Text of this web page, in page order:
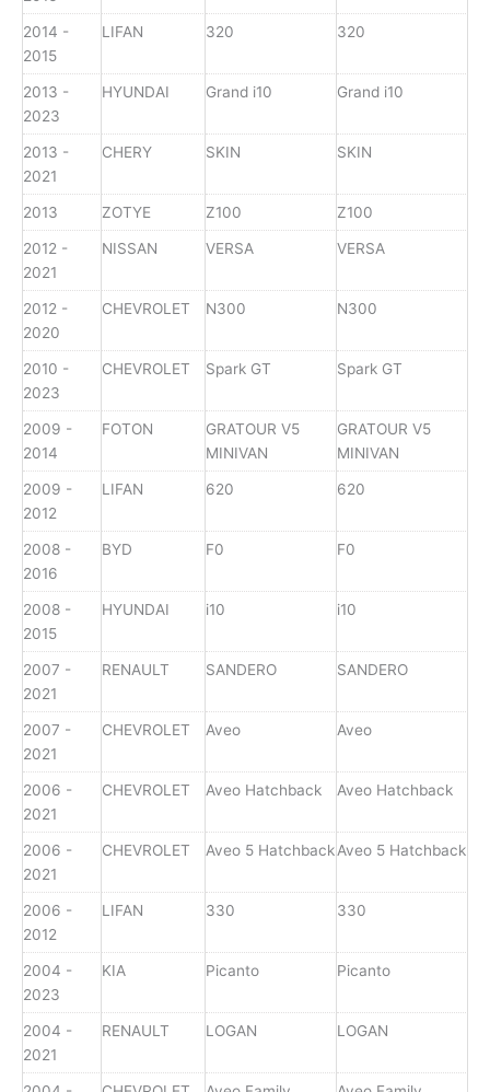
2014 -
2015
LIFAN 320 320
2013 -
2023
HYUNDAI Grand i10 Grand i10
2013 -
2021
CHERY SKIN SKIN
2013 ZOTYE Z100 Z100
2012 -
2021
NISSAN VERSA VERSA
2012 -
2020
CHEVROLET N300 N300
2010 -
2023
CHEVROLET Spark GT Spark GT
2009 -
2014
FOTON
GRATOUR V5
MINIVAN
GRATOUR V5
MINIVAN
2009 -
2012
LIFAN 620 620
2008 -
2016
BYD F0 F0
2008 -
2015
HYUNDAI i10 i10
2007 -
2021
RENAULT SANDERO SANDERO
2007 -
2021
CHEVROLET Aveo Aveo
2006 -
2021
CHEVROLET Aveo Hatchback Aveo Hatchback
2006 -
2021
CHEVROLET Aveo 5 HatchbackAveo 5 Hatchback
2006 -
2012
LIFAN 330 330
2004 -
2023
KIA Picanto Picanto
2004 -
2021
RENAULT LOGAN LOGAN